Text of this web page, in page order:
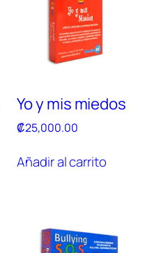
Yo y mis miedos
₡25,000.00
Añadir al carrito